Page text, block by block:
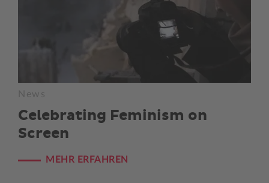
News
Celebrating Feminism on
Screen
MEHR ERFAHREN